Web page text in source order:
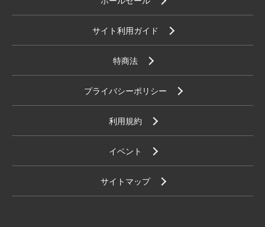
サイト利用ガイド
特商法
プライバシーポリシー
利用規約
イベント
サイトマップ